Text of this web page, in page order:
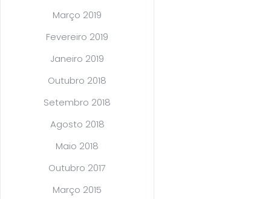
Março 2019
Fevereiro 2019
Janeiro 2019
Outubro 2018
Setembro 2018
Agosto 2018
Maio 2018
Outubro 2017
Março 2015